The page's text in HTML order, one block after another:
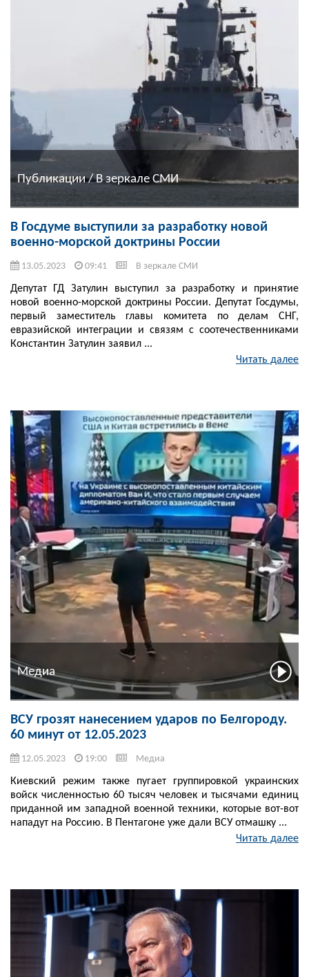
Публикации / В зеркале СМИ
В Госдуме выступили за разработку новой
военно-морской доктрины России
13.05.2023 09:41 В зеркале СМИ
Депутат ГД Затулин выступил за разработку и принятие
новой военно-морской доктрины России. Депутат Госдумы,
первый заместитель главы комитета по делам СНГ,
евразийской интеграции и связям с соотечественниками
Константин Затулин заявил ...
Читать далее
Медиа
ВСУ грозят нанесением ударов по Белгороду.
60 минут от 12.05.2023
12.05.2023 19:00 Медиа
Киевский режим также пугает группировкой украинских
войск численностью 60 тысяч человек и тысячами единиц
приданной им западной военной техники, которые вот-вот
нападут на Россию. В Пентагоне уже дали ВСУ отмашку ...
Читать далее